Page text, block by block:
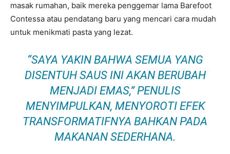
masak rumahan, baik mereka penggemar lama Barefoot
Contessa atau pendatang baru yang mencari cara mudah
untuk menikmati pasta yang lezat.
“SAYA YAKIN BAHWA SEMUA YANG
DISENTUH SAUS INI AKAN BERUBAH
MENJADI EMAS,” PENULIS
MENYIMPULKAN, MENYOROTI EFEK
TRANSFORMATIFNYA BAHKAN PADA
MAKANAN SEDERHANA.